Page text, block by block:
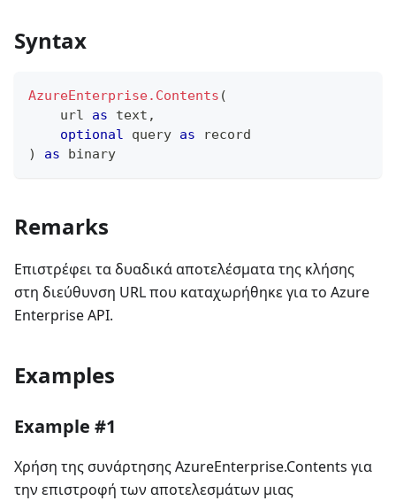
Syntax
AzureEnterprise.Contents (
    url
as text ,
optional query as
record
)
as binary
Remarks
Επιστρέφει τα δυαδικά αποτελέσματα της κλήσης
στη διεύθυνση URL που καταχωρήθηκε για το Azure
Enterprise API.
Examples
Example #1
Χρήση της συνάρτησης AzureEnterprise.Contents για
την επιστροφή των αποτελεσμάτων μιας